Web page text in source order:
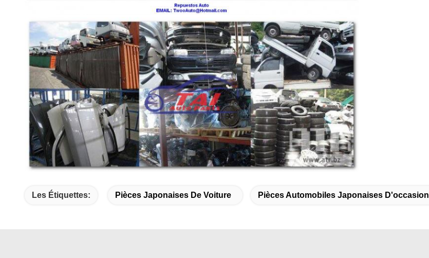
Les Étiquettes: Pièces Japonaises De Voiture Pièces Automobiles Japonaises D'occasion